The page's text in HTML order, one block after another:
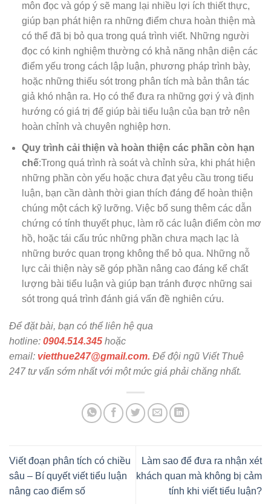
môn đọc và góp ý sẽ mang lại nhiều lợi ích thiết thực,
giúp bạn phát hiện ra những điểm chưa hoàn thiện mà
có thể đã bị bỏ qua trong quá trình viết. Những người
đọc có kinh nghiệm thường có khả năng nhận diện các
điểm yếu trong cách lập luận, phương pháp trình bày,
hoặc những thiếu sót trong phân tích mà bản thân tác
giả khó nhận ra. Họ có thể đưa ra những gợi ý và định
hướng có giá trị để giúp bài tiểu luận của bạn trở nên
hoàn chỉnh và chuyên nghiệp hơn.
Quy trình cải thiện và hoàn thiện các phần còn hạn
chế:Trong quá trình rà soát và chỉnh sửa, khi phát hiện
những phần còn yếu hoặc chưa đạt yêu cầu trong tiểu
luận, bạn cần dành thời gian thích đáng để hoàn thiện
chúng một cách kỹ lưỡng. Việc bổ sung thêm các dẫn
chứng có tính thuyết phục, làm rõ các luận điểm còn mơ
hồ, hoặc tái cấu trúc những phần chưa mạch lạc là
những bước quan trọng không thể bỏ qua. Những nỗ
lực cải thiện này sẽ góp phần nâng cao đáng kể chất
lượng bài tiểu luận và giúp bạn tránh được những sai
sót trong quá trình đánh giá vấn đề nghiên cứu.
Để đặt bài, bạn có thể liên hệ qua
hotline: 0904.514.345 hoặc
email: vietthue247@gmail.com. Để đội ngũ Viết Thuê
247 tư vấn sớm nhất với một mức giá phải chăng nhất.
Viết đoạn phân tích có chiều
sâu – Bí quyết viết tiểu luận
nâng cao điểm số
Làm sao để đưa ra nhận xét
khách quan mà không bị cảm
tính khi viết tiểu luận?